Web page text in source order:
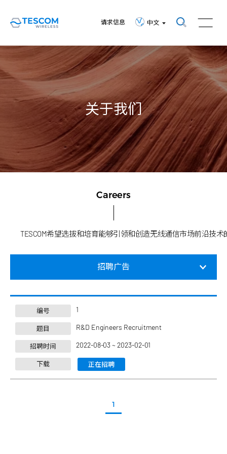
请求信息 中文
关于我们
Careers
TESCOM希望选拔和培育能够引领和创造无线通信市场前沿技
招聘广告
编号 1
题目 R&D Engineers Recruitment
招聘时间 2022-08-03 ~ 2023-02-01
下载 正在招聘
1